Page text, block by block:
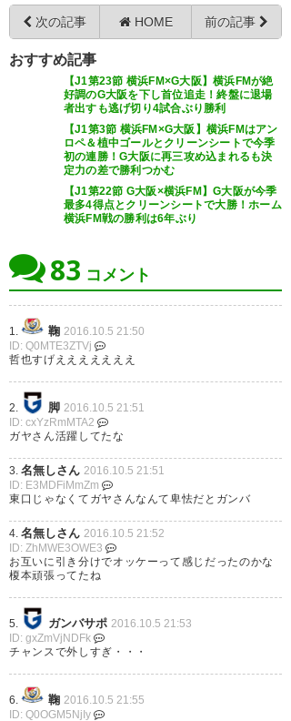
お互いにゴールが遠かった試合
だったな。アウェイゴール欲し
かった。 #fmarinos
— ただきち。 (superemperor)
2016, 10月 5
試合終了 ガンバ大阪0-0横浜F
マリノス 第二戦 ガンバは勝つ
か1-1以上の引き分けで決勝に。
マリノスは勝てば決勝に。0-0な
らば延長戦。
— KEANE（きーん）
(KeaneKea)
勝行くぞ！取るぞルヴァン杯！
— ましゃのぶ (marinos_48)
2016, 10月 5
0−0。第1戦ホームで、しかも守
備の硬いマリノスと第2戦まで戦
うことを考えると無失点ドロー
は御の字だが、今日のパフォー
マンスを見ると悲壮感が出てく
る。
— ナオキ (naoki_de)
月 5
90分間元気そうなのは井手口選
手くらいか。今日は湿気も辛か
った。 #gamba
— マスキュラー (mura_sada)
2016, 10月 5
マリノスは俊輔と斉藤学が居な
次の記事 HOME 前の記事
おすすめ記事
【J1第23節 横浜FM×G大阪】横浜FMが絶
好調のG大阪を下し首位追走！終盤に退場
者出すも逃げ切り4試合ぶり勝利
【J1第3節 横浜FM×G大阪】横浜FMはアン
ロペ＆植中ゴールとクリーンシートで今季
初の連勝！G大阪に再三攻め込まれるも決
定力の差で勝利つかむ
【J1第22節 G大阪×横浜FM】G大阪が今季
最多4得点とクリーンシートで大勝！ホーム
横浜FM戦の勝利は6年ぶり
83 コメント
1. 鞠 2016.10.5 21:50
ID: Q0MTE3ZTVj
哲也すげえええええええ
2. 脚 2016.10.5 21:51
ID: cxYzRmMTA2
ガヤさん活躍してたな
3. 名無しさん 2016.10.5 21:51
ID: E3MDFiMmZm
東口じゃなくてガヤさんなんて卑怯だとガンバ
4. 名無しさん 2016.10.5 21:52
ID: ZhMWE3OWE3
お互いに引き分けでオッケーって感じだったのかな
榎本頑張ってたね
5. ガンバサポ 2016.10.5 21:53
ID: gxZmVjNDFk
チャンスで外しすぎ・・・
6. 鞠 2016.10.5 21:55
ID: Q0OGM5NjIy